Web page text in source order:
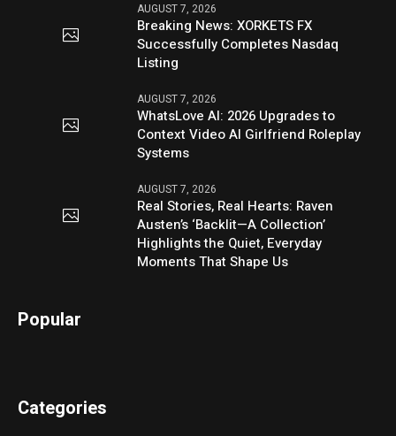
AUGUST 7, 2026
Breaking News: XORKETS FX
Successfully Completes Nasdaq
Listing
AUGUST 7, 2026
WhatsLove AI: 2026 Upgrades to
Context Video AI Girlfriend Roleplay
Systems
AUGUST 7, 2026
Real Stories, Real Hearts: Raven
Austen’s ‘Backlit—A Collection’
Highlights the Quiet, Everyday
Moments That Shape Us
Popular
Categories